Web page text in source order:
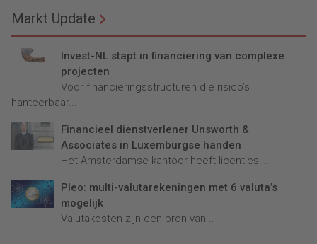
Markt Update
Invest-NL stapt in financiering van complexe
projecten
Voor financieringsstructuren die risico’s
hanteerbaar...
Financieel dienstverlener Unsworth &
Associates in Luxemburgse handen
Het Amsterdamse kantoor heeft licenties...
Pleo: multi-valutarekeningen met 6 valuta’s
mogelijk
Valutakosten zijn een bron van...